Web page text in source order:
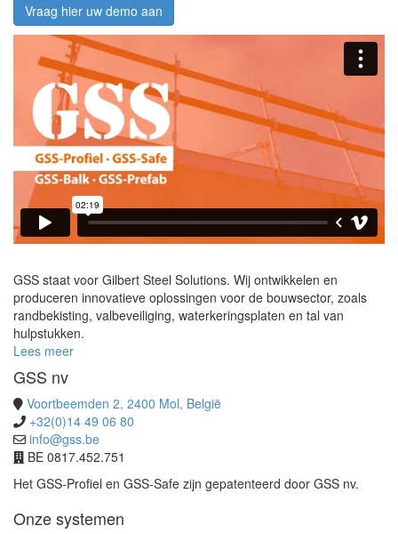
Vraag hier uw demo aan
GSS staat voor Gilbert Steel Solutions. Wij ontwikkelen en
produceren innovatieve oplossingen voor de bouwsector, zoals
randbekisting, valbeveiliging, waterkeringsplaten en tal van
hulpstukken.
Lees meer
GSS nv
Voortbeemden 2, 2400 Mol, België
+32(0)14 49 06 80
info@gss.be
BE 0817.452.751
Het GSS-Profiel en GSS-Safe zijn gepatenteerd door GSS nv.
Onze systemen